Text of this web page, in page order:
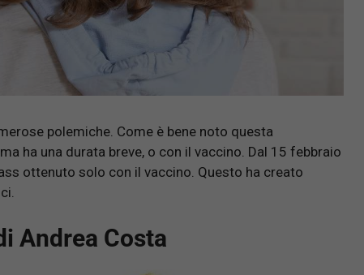
polemiche. Come è bene noto questa
ha una durata breve, o con il vaccino. Dal 15 febbraio
ottenuto solo con il vaccino. Questo ha creato
Andrea Costa